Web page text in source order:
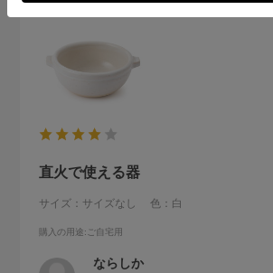
直火で使える器
サイズ：サイズなし 色：白
購入の用途:ご自宅用
ならしか